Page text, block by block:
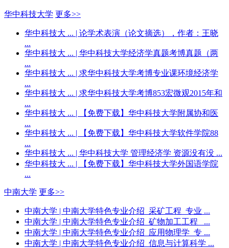
华中科技大学 更多>>
华中科技大 ... | 论学术表演（论文摘选），作者：王晓
...
华中科技大 ... | 华中科技大学经济学真题考博真题（两
...
华中科技大 ... | 求华中科技大学考博专业课环境经济学
...
华中科技大 ... | 求华中科技大学考博853宏微观2015年和
...
华中科技大 ... | 【免费下载】华中科技大学附属协和医
...
华中科技大 ... | 【免费下载】华中科技大学软件学院88
...
华中科技大 ... | 华中科技大学 管理经济学 资源没有没 ...
华中科技大 ... | 【免费下载】华中科技大学外国语学院
...
中南大学 更多>>
中南大学 | 中南大学特色专业介绍_采矿工程_专业 ...
中南大学 | 中南大学特色专业介绍_矿物加工工程_ ...
中南大学 | 中南大学特色专业介绍_应用物理学_专 ...
中南大学 | 中南大学特色专业介绍_信息与计算科学 ...